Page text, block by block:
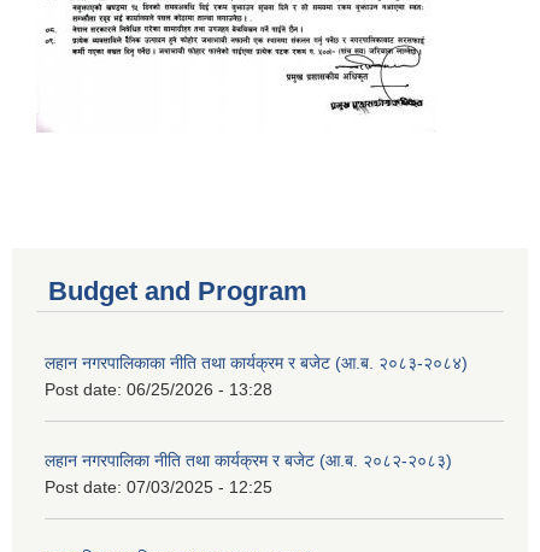
Budget and Program
लहान नगरपालिकाका नीति तथा कार्यक्रम र बजेट (आ.ब. २०८३-२०८४)
Post date: 06/25/2026 - 13:28
लहान नगरपालिका नीति तथा कार्यक्रम र बजेट (आ.ब. २०८२-२०८३)
Post date: 07/03/2025 - 12:25